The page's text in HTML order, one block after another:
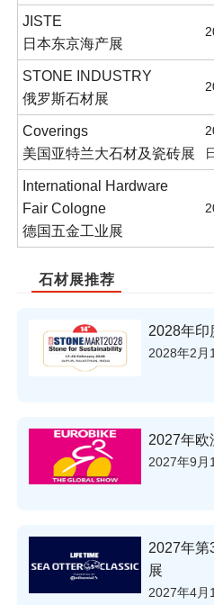
JISTE
日本东京海产展
STONE INDUSTRY
俄罗斯石材展
Coverings
美国亚特兰大石材及瓷砖展
International Hardware
Fair Cologne
德国五金工业展
石材展推荐
2028年印
2028年2月
2027年欧
2027年9月
2027年第
展
2027年4月